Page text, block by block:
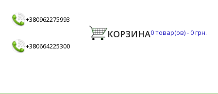
+380962275993
+380664225300
КОРЗИНА0товар(ов) -0 грн.